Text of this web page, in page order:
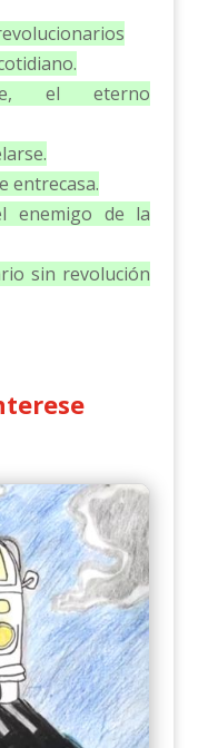
el eterno
entrecasa.
enemigo de la
sin revolución